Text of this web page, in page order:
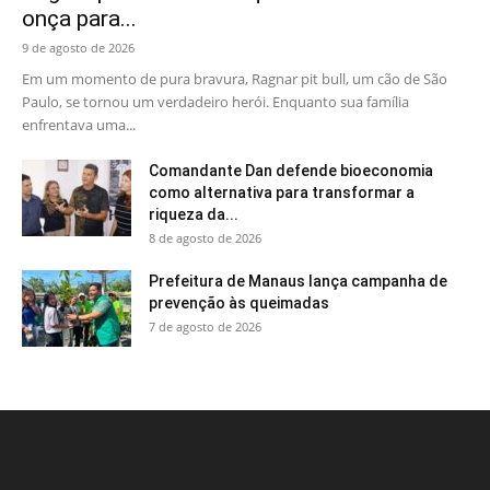
onça para...
9 de agosto de 2026
Em um momento de pura bravura, Ragnar pit bull, um cão de São
Paulo, se tornou um verdadeiro herói. Enquanto sua família
enfrentava uma...
Comandante Dan defende bioeconomia
como alternativa para transformar a
riqueza da...
8 de agosto de 2026
Prefeitura de Manaus lança campanha de
prevenção às queimadas
7 de agosto de 2026